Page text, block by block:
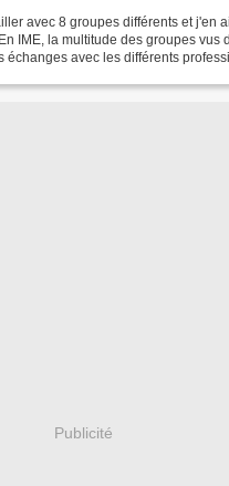
avec 8 groupes différents et j'en
IME, la multitude des groupes vus
échanges avec les différents
Publicité